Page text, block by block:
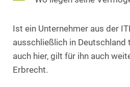
Ist ein Unternehmer aus der
ausschließlich in Deutschland
auch hier, gilt für ihn auch
Erbrecht.